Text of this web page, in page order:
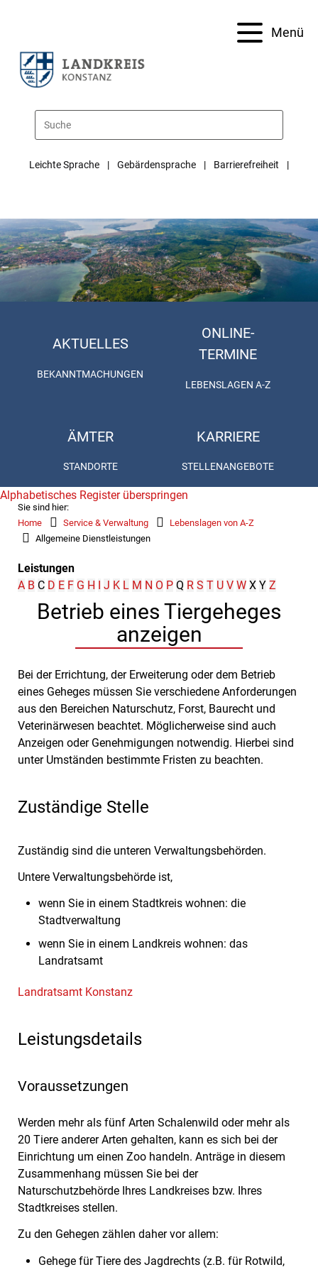
Menü
Leichte Sprache Gebärdensprache Barrierefreiheit
AKTUELLES
BEKANNTMACHUNGEN
ONLINE-
TERMINE
LEBENSLAGEN A-Z
ÄMTER
STANDORTE
KARRIERE
STELLENANGEBOTE
Sie sind hier:
Home
Service & Verwaltung
Lebenslagen von A-Z
Allgemeine Dienstleistungen
Leistungen
Alphabetisches Register überspringen
A B C D E F G H I J K L M N O P Q R S T U V W X Y Z
Betrieb eines Tiergeheges
anzeigen
Bei der Errichtung, der Erweiterung oder dem Betrieb
eines Geheges müssen Sie verschiedene Anforderungen
aus den Bereichen Naturschutz, Forst, Baurecht und
Veterinärwesen beachtet. Möglicherweise sind auch
Anzeigen oder Genehmigungen notwendig. Hierbei sind
unter Umständen bestimmte Fristen zu beachten.
Zuständige Stelle
Zuständig sind die unteren Verwaltungsbehörden.
Untere Verwaltungsbehörde ist,
wenn Sie in einem Stadtkreis wohnen: die
Stadtverwaltung
wenn Sie in einem Landkreis wohnen: das
Landratsamt
Landratsamt Konstanz
Leistungsdetails
Voraussetzungen
Werden mehr als fünf Arten Schalenwild oder mehr als
20 Tiere anderer Arten gehalten, kann es sich bei der
Einrichtung um einen Zoo handeln. Anträge in diesem
Zusammenhang müssen Sie bei der
Naturschutzbehörde Ihres Landkreises bzw. Ihres
Stadtkreises stellen.
Zu den Gehegen zählen daher vor allem:
Gehege für Tiere des Jagdrechts (z.B. für Rotwild,